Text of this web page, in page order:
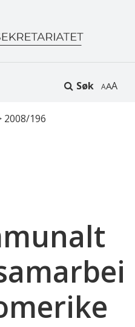
Søk A
2008/196